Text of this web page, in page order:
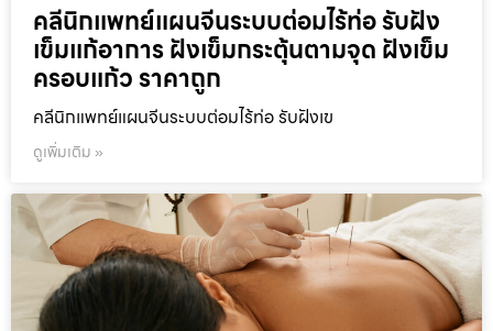
คลีนิกแพทย์แผนจีนระบบต่อมไร้ท่อ รับฝัง
เข็มแก้อาการ ฝังเข็มกระตุ้นตามจุด ฝังเข็ม
ครอบแก้ว ราคาถูก
คลีนิกแพทย์แผนจีนระบบต่อมไร้ท่อ รับฝังเข
ดูเพิ่มเติม »